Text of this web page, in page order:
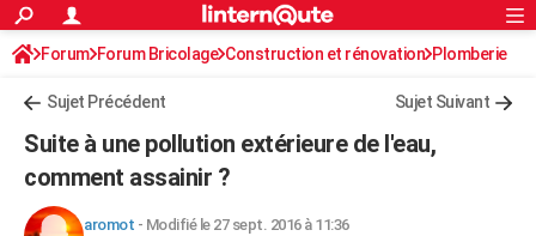
ACTUALITÉS
Politique
Société
Faits Divers
Education
Monde
Villes
+
Programme TV
Sorties cinéma
FINANCE
Retraite
Impôts
Epargne
Immobilier
Risques naturels par ville
Banque
Assurance
Crédit
AUTO
Rechercher
S'inscrire
Connexion
Forum Forum Bricolage Construction et rénovation Plomberie
Sujet Précédent Sujet Suivant
Suite à une pollution extérieure de l'eau,
comment assainir ?
aromot - Modifié le 27 sept. 2016 à 11:36